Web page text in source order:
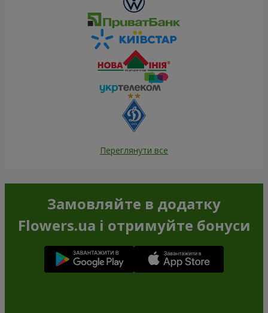
Переглянути все
Замовляйте в додатку
Flowers.ua і отримуйте бонуси